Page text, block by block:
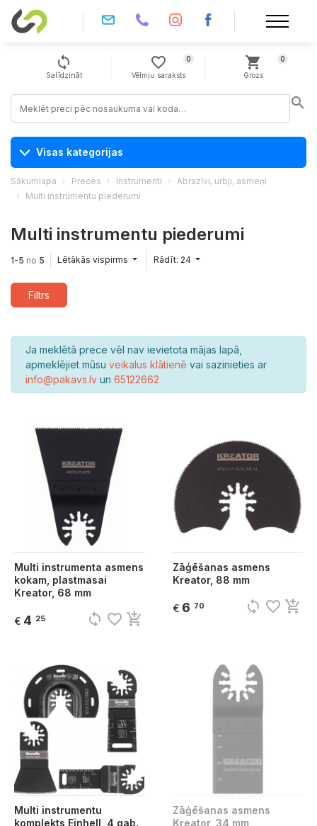
sync
Salīdzināt
favorite_border
Vēlmju saraksts
0 shopping_cart
Grozs
0
search
Visas kategorijas
Sākumlapa Preces Instrumenti
Abrazīvi, urbji, asmeņi
Multi instrumentu piederumi
Multi instrumentu piederumi
1-5 no 5 Lētākās vispirms Rādīt: 24
Filtrs
Ja meklētā prece vēl nav ievietota mājas lapā,
apmeklējiet mūsu veikalus klātienē vai sazinieties ar
info@pakavs.lv un 65122662
Multi instrumenta asmens
kokam, plastmasai
Kreator, 68 mm
€ 4 25 sync favorite_border add_shopping_cart
Zāģēšanas asmens
Kreator, 88 mm
€ 6 70 sync favorite_border add_shopping_cart
Multi instrumentu
komplekts Einhell, 4 gab.
Zāģēšanas asmens
Kreator, 34 mm